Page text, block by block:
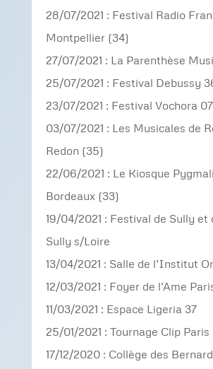
28/07/2021 : Festival Radio
Montpellier (34)
27/07/2021 : La Parenthèse
25/07/2021 : Festival Debussy
23/07/2021 : Festival Vochora 07
03/07/2021 : Les Musicales de
Redon (35)
22/06/2021 : Le Kiosque
Bordeaux (33)
19/04/2021 : Festival de Sully et
Sully s/Loire
13/04/2021 : Salle de l’Institut
12/03/2021 : Foyer de l’Ame
11/03/2021 : Espace Ligeria 37
25/01/2021 : Tournage Clip Paris
17/12/2020 : Collège des